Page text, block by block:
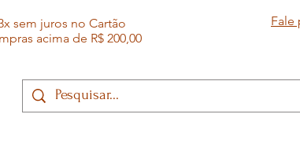
sem juros no Cartão Fale
acima de R$ 200,00